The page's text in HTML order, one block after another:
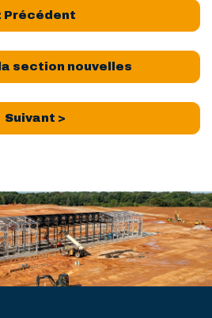
Précédent
section nouvelles
Suivant >